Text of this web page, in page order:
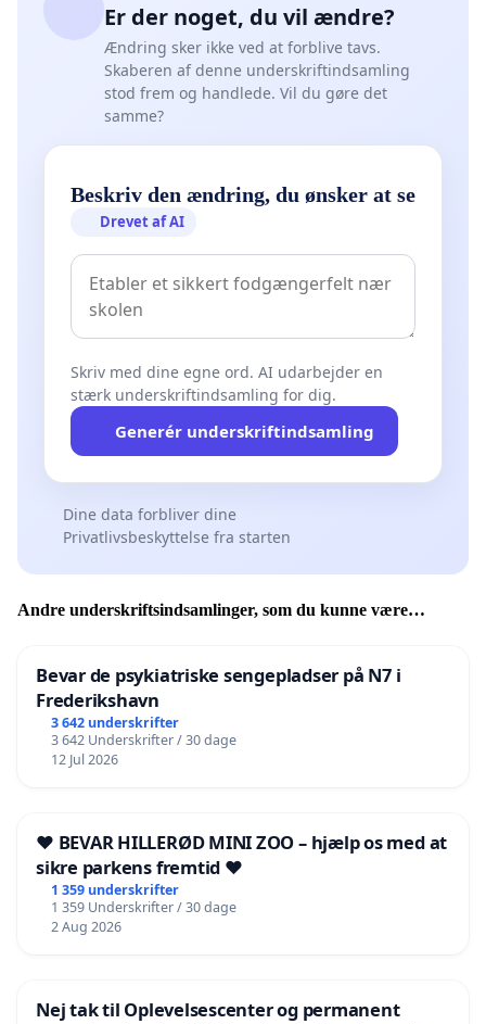
Er der noget, du vil ændre?
Ændring sker ikke ved at forblive tavs.
Skaberen af denne underskriftindsamling
stod frem og handlede. Vil du gøre det
samme?
Beskriv den ændring, du ønsker at se
Drevet af AI
Skriv med dine egne ord. AI udarbejder en
stærk underskriftindsamling for dig.
Generér underskriftindsamling
Dine data forbliver dine
Privatlivsbeskyttelse fra starten
Andre underskriftsindsamlinger, som du kunne være
Bevar de psykiatriske sengepladser på N7 i
Frederikshavn
3 642 underskrifter
3 642 Underskrifter / 30 dage
12 Jul 2026
❤️ BEVAR HILLERØD MINI ZOO – hjælp os med at
sikre parkens fremtid ❤️
1 359 underskrifter
1 359 Underskrifter / 30 dage
2 Aug 2026
Nej tak til Oplevelsescenter og permanent